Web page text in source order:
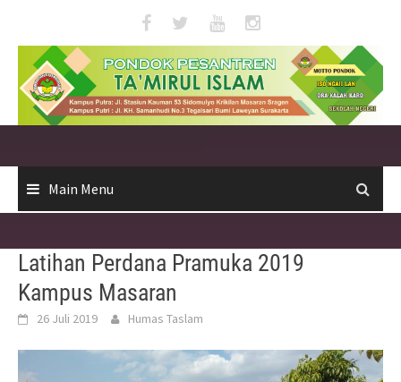
content
Main Menu
Latihan Perdana Pramuka 2019
Kampus Masaran
26 Juli 2019 Humas Taslam